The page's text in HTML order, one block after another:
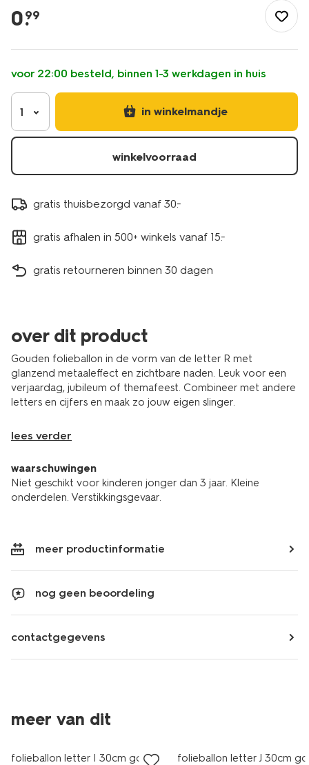
cadeau/versiering/ballonnen/folieballon-
letter-
30cm-
goud-
14260048.html
0.
99
voor 22:00 besteld, binnen 1-3 werkdagen in huis
1 in winkelmandje
winkelvoorraad
gratis thuisbezorgd vanaf 30.-
gratis afhalen in 500+ winkels vanaf 15.-
gratis retourneren binnen 30 dagen
over dit product
Gouden folieballon in de vorm van de letter R met
glanzend metaaleffect en zichtbare naden. Leuk voor een
verjaardag, jubileum of themafeest. Combineer met andere
letters en cijfers en maak zo jouw eigen slinger.
lees verder
waarschuwingen
Niet geschikt voor kinderen jonger dan 3 jaar. Kleine
onderdelen. Verstikkingsgevaar.
meer productinformatie
nog geen beoordeling
contactgegevens
meer van dit
folieballon letter I 30cm goud folieballon letter J 30cm